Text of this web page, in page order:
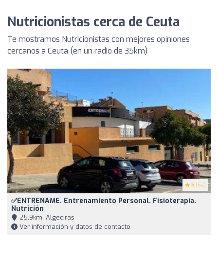
Nutricionistas cerca de Ceuta
Te mostramos Nutricionistas con mejores opiniones
cercanos a Ceuta (en un radio de 35km)
5 (62)
✅ENTRENAME. Entrenamiento Personal. Fisioterapia.
Nutrición
25,9km, Algeciras
Ver información y datos de contacto